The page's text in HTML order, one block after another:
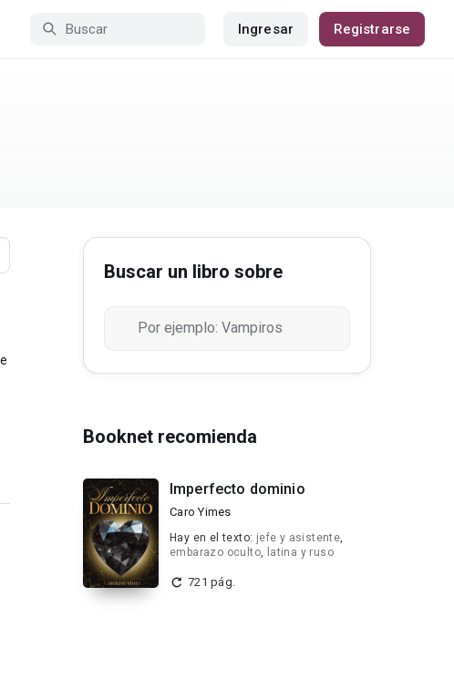
Ingresar Registrarse
Buscar un libro sobre
Booknet recomienda
Imperfecto dominio
Caro Yimes
Hay en el texto: jefe y asistente,
embarazo oculto, latina y ruso
721 pág.